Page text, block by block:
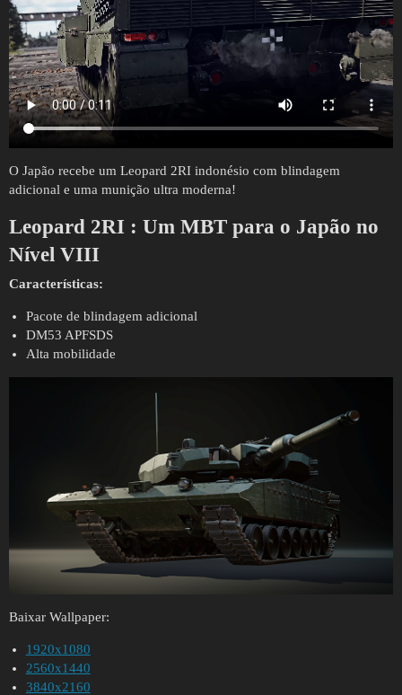
O Japão recebe um Leopard 2RI indonésio com blindagem
adicional e uma munição ultra moderna!
Leopard 2RI : Um MBT para o Japão no
Nível VIII
Características:
Pacote de blindagem adicional
DM53 APFSDS
Alta mobilidade
Baixar Wallpaper:
1920x1080
2560x1440
3840x2160